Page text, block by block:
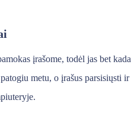
įrašome, todėl jas bet kada
metu, o įrašus parsisiųsti ir